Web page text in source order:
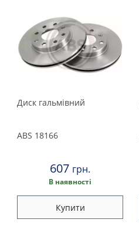
Диск гальмівний
ABS 18166
607 грн.
В наявності
Купити